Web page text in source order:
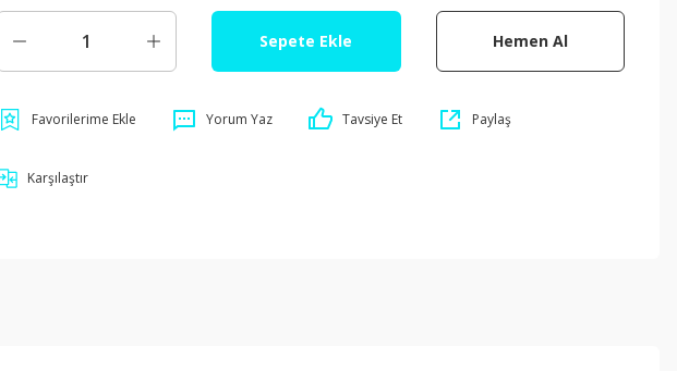
Sepete Ekle Hemen Al
Yorum Yaz Tavsiye Et Paylaş
Karşılaştır